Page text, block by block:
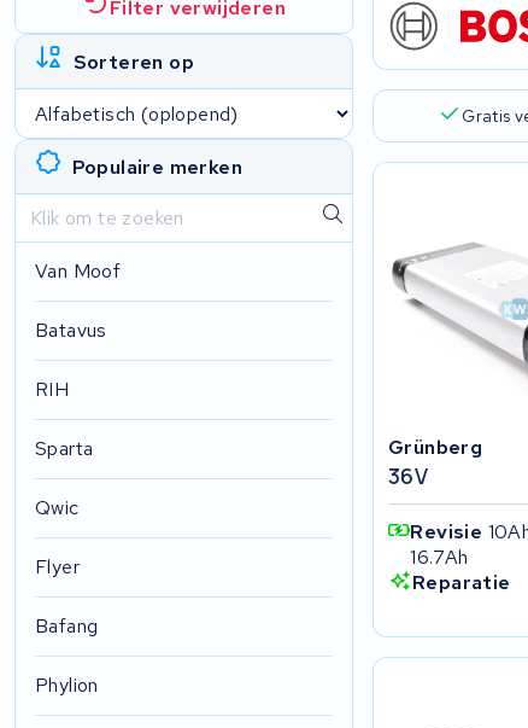
Filter verwijderen
Sorteren op
Populaire merken
Van Moof
Batavus
RIH
Sparta
Qwic
Flyer
Bafang
Phylion
Gratis
Grünberg
36V
Revisie
16.7Ah
Reparatie